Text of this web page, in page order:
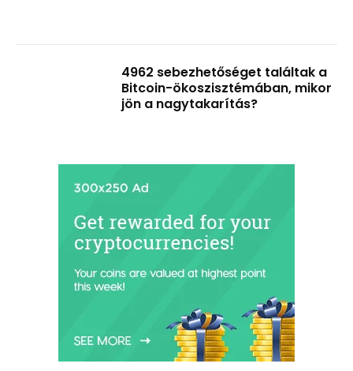
4962 sebezhetőséget találtak a
Bitcoin-ökoszisztémában, mikor
jön a nagytakarítás?